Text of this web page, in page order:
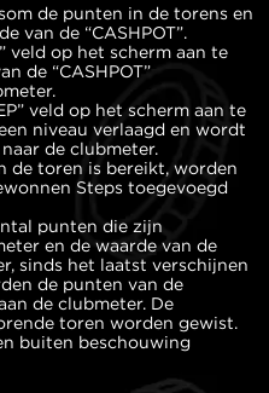
de punten in de torens en
van de “CASHPOT”.
veld op het scherm aan te
de “CASHPOT”
veld op het scherm aan te
niveau verlaagd en wordt
de clubmeter.
de toren is bereikt, worden
Steps toegevoegd
punten die zijn
en de waarde van de
sinds het laatst verschijnen
de punten van de
de clubmeter. De
toren worden gewist.
buiten beschouwing